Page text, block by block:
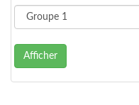
Afficher